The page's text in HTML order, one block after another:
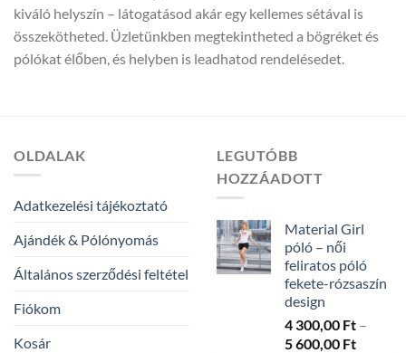
kiváló helyszín – látogatásod akár egy kellemes sétával is
összekötheted. Üzletünkben megtekintheted a bögréket és
pólókat élőben, és helyben is leadhatod rendelésedet.
OLDALAK
Adatkezelési tájékoztató
Ajándék & Pólónyomás
Általános szerződési feltétel
Fiókom
Kosár
LEGUTÓBB
HOZZÁADOTT
Material Girl
póló – női
feliratos póló
fekete-rózsaszín
design
4 300,00 Ft –
5 600,00 Ft